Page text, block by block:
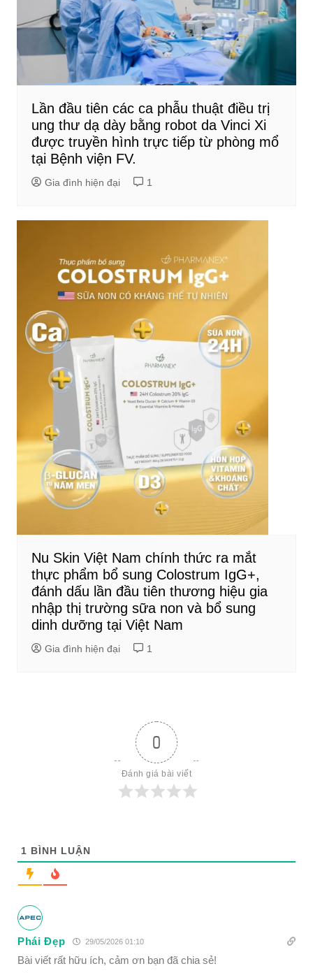
Lần đầu tiên các ca phẫu thuật điều trị
ung thư dạ dày bằng robot da Vinci Xi
được truyền hình trực tiếp từ phòng mổ
tại Bệnh viện FV.
Gia đình hiện đại 1
Nu Skin Việt Nam chính thức ra mắt
thực phẩm bổ sung Colostrum IgG+,
đánh dấu lần đầu tiên thương hiệu gia
nhập thị trường sữa non và bổ sung
dinh dưỡng tại Việt Nam
Gia đình hiện đại 1
0
Đánh giá bài viết
1 BÌNH LUẬN
Phái Đẹp 29/05/2026 01:10
Bài viết rất hữu ích, cảm ơn bạn đã chia sẻ!